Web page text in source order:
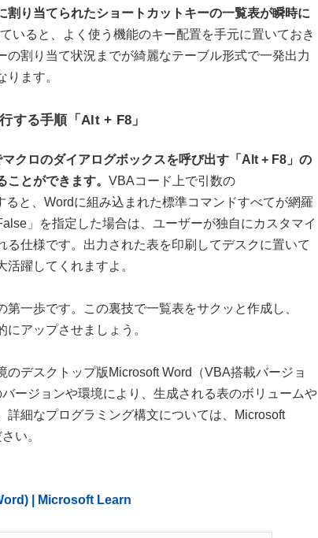
割り当てられたショートカットキーの一覧表が瞬時に
いると、よく使う機能のキー配置を手元に置いておき
割り当て状況までが綺麗なテーブル形式で一発出力
ます。
する手順「Alt + F8」
クロのダイアログボックスを呼び出す「Alt + F8」の
とができます。 VBAコード上で引数の
ると、Wordに組み込まれた標準コマンドすべてが網羅
」を指定した場合は、ユーザーが独自にカスタマイ
る仕様です。出力された表を印刷してデスクに置いて
躍してくれますよ。
一歩です。この裏技で一覧表をサクッと作成し、
アップさせましょう。
デスクトップ版Microsoft Word（VBA搭載バージョ
ージョンや環境により、生成される表のボリュームや
詳細なプログラミング構文については、Microsoft
い。
| Microsoft Learn